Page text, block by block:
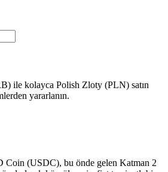
ile kolayca Polish Zloty (PLN) satın
yararlanın.
Coin (USDC), bu önde gelen Katman 2